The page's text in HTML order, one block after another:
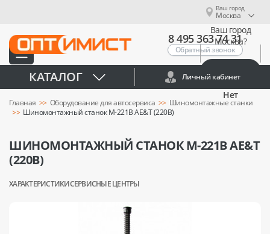
Ваш город
Москва
Ваш город
Москва?
Нет
8 495 363 74 31
Обратный звонок
КАТАЛОГ Личный кабинет
Главная Оборудование для автосервиса
Шиномонтажные станки
Шиномонтажный станок M-221B AE&T (220В)
ШИНОМОНТАЖНЫЙ СТАНОК M-221B AE&T
(220В)
ХАРАКТЕРИСТИКИСЕРВИСНЫЕ ЦЕНТРЫ